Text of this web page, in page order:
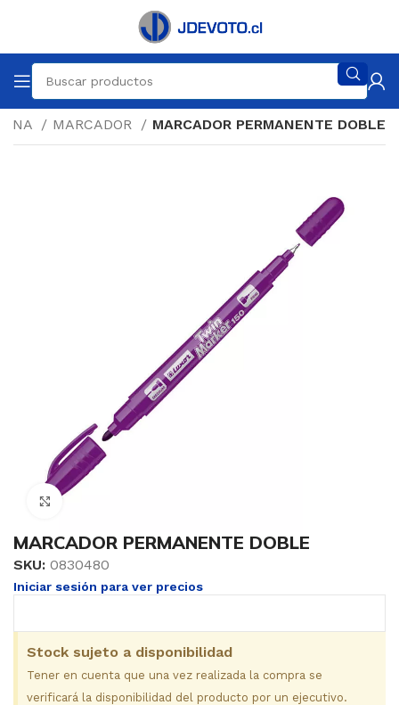
MARCADOR MARCADOR PERMANENTE DOBLE
Clic para ampliar
MARCADOR PERMANENTE DOBLE
SKU: 0830480
Iniciar sesión para ver precios
Stock sujeto a disponibilidad
Tener en cuenta que una vez realizada la compra se
verificará la disponibilidad del producto por un ejecutivo.